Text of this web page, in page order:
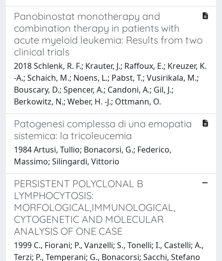
Panobinostat monotherapy and
combination therapy in patients with
acute myeloid leukemia: Results from two
clinical trials
2018 Schlenk, R. F.; Krauter, J.; Raffoux, E.; Kreuzer, K.
-A.; Schaich, M.; Noens, L.; Pabst, T.; Vusirikala, M.;
Bouscary, D.; Spencer, A.; Candoni, A.; Gil, J.;
Berkowitz, N.; Weber, H. -J.; Ottmann, O.
Patogenesi complessa di una emopatia
sistemica: la tricoleucemia
1984 Artusi, Tullio; Bonacorsi, G.; Federico,
Massimo; Silingardi, Vittorio
PERSISTENT POLYCLONAL B
LYMPHOCYTOSIS:
MORFOLOGICAL,IMMUNOLOGICAL,
CYTOGENETIC AND MOLECULAR
ANALYSIS OF ONE CASE
1999 C., Fiorani; P., Vanzelli; S., Tonelli; I., Castelli; A.,
Terzi; P., Temperani; G., Bonacorsi; Sacchi, Stefano